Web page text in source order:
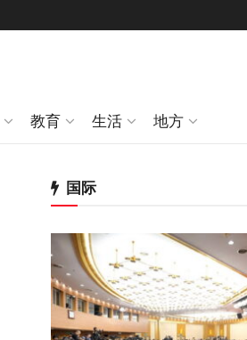
教育 生活 地方
国际